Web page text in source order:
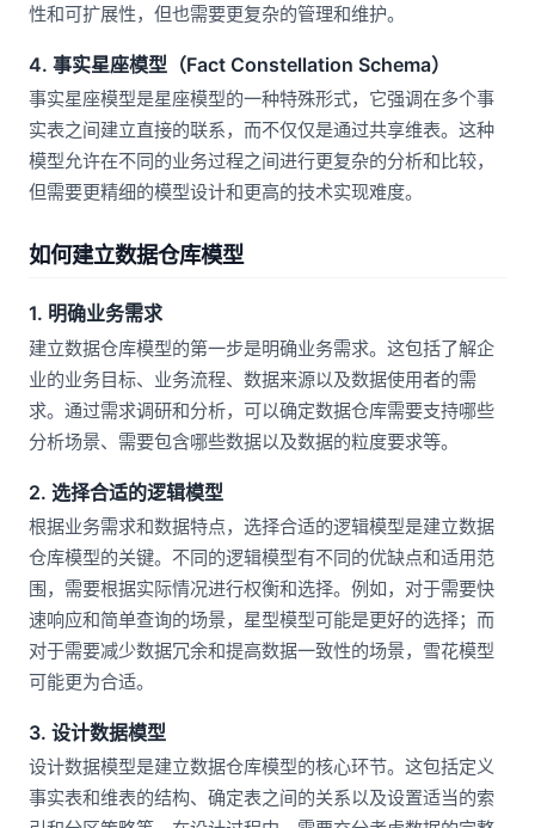
性和可扩展性，但也需要更复杂的管理和维护。
4. 事实星座模型（Fact Constellation Schema）
事实星座模型是星座模型的一种特殊形式，它强调在多个事
实表之间建立直接的联系，而不仅仅是通过共享维表。这种
模型允许在不同的业务过程之间进行更复杂的分析和比较，
但需要更精细的模型设计和更高的技术实现难度。
如何建立数据仓库模型
1. 明确业务需求
建立数据仓库模型的第一步是明确业务需求。这包括了解企
业的业务目标、业务流程、数据来源以及数据使用者的需
求。通过需求调研和分析，可以确定数据仓库需要支持哪些
分析场景、需要包含哪些数据以及数据的粒度要求等。
2. 选择合适的逻辑模型
根据业务需求和数据特点，选择合适的逻辑模型是建立数据
仓库模型的关键。不同的逻辑模型有不同的优缺点和适用范
围，需要根据实际情况进行权衡和选择。例如，对于需要快
速响应和简单查询的场景，星型模型可能是更好的选择；而
对于需要减少数据冗余和提高数据一致性的场景，雪花模型
可能更为合适。
3. 设计数据模型
设计数据模型是建立数据仓库模型的核心环节。这包括定义
事实表和维表的结构、确定表之间的关系以及设置适当的索